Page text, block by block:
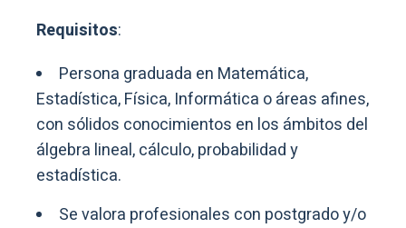
Requisitos:
Persona graduada en Matemática,
Estadística, Física, Informática o áreas afines,
con sólidos conocimientos en los ámbitos del
álgebra lineal, cálculo, probabilidad y
estadística.
Se valora profesionales con postgrado y/o